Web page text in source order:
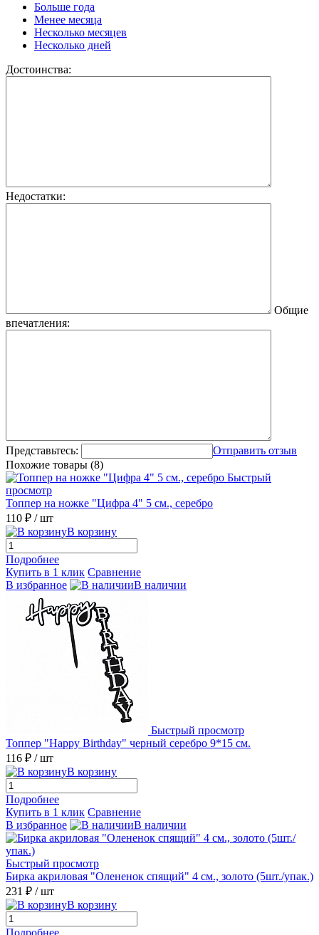
Больше года
Менее месяца
Несколько месяцев
Несколько дней
Достоинства:
Недостатки:
Общие
впечатления:
Представьтесь:
Отправить отзыв
Похожие товары (8)
Быстрый
просмотр
Топпер на ножке "Цифра 4" 5 см., серебро
110 ₽ / шт
В корзину
Подробнее
Купить в 1 клик Сравнение
В избранное
В наличии
Быстрый просмотр
Топпер "Happy Birthday" черный серебро 9*15 см.
116 ₽ / шт
В корзину
Подробнее
Купить в 1 клик Сравнение
В избранное
В наличии
Быстрый просмотр
Бирка акриловая "Олененок спящий" 4 см., золото (5шт./упак.)
231 ₽ / шт
В корзину
Подробнее